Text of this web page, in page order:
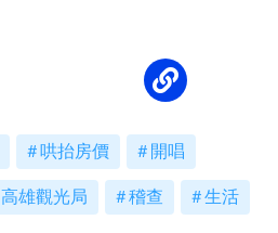
哄抬房價 開唱
高雄觀光局 稽查 生活